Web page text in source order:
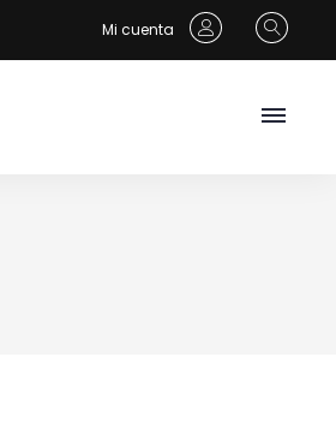
Mi cuenta